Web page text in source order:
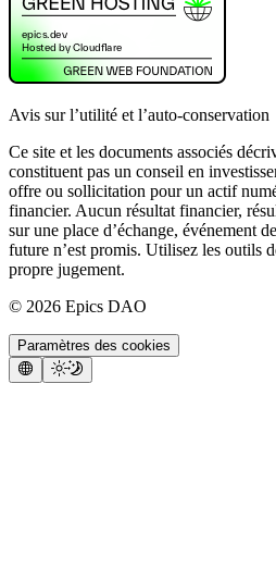
Avis sur l’utilité et l’auto-conservation
Ce site et les documents associés
constituent pas un conseil en
offre ou sollicitation pour un actif
financier. Aucun résultat financier,
sur une place d’échange, événement
future n’est promis. Utilisez les outils
propre jugement.
© 2026 Epics DAO
Paramètres des cookies